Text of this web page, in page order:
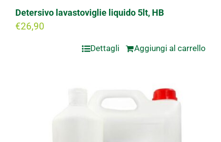
Detersivo lavastoviglie liquido 5lt, HB
€26,90
Aggiungi al carrello
Dettagli